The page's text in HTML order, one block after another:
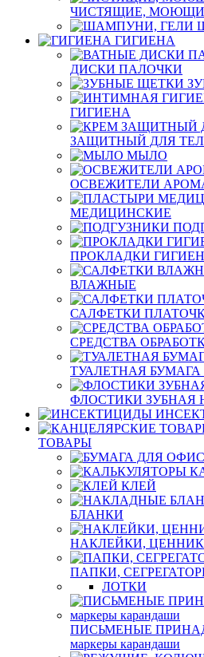
ЧИСТЯЩИЕ,
ГИГИЕНА
ДИСКИ ПАЛОЧКИ
ГИГИЕНА
ЗАЩИТНЫЙ ДЛЯ
МЫЛО
ОСВЕЖИТЕЛИ
МЕДИЦИНСКИЕ
ПРОКЛАДКИ
ВЛАЖНЫЕ
САЛФЕТКИ
СРЕДСТВА
ТУАЛЕТНАЯ
ФЛОСТИКИ ЗУБНАЯ
ТОВАРЫ
КЛЕЙ
БЛАНКИ
НАКЛЕЙКИ,
ПАПКИ,
ЛОТКИ
ПИСЬМЕНЫЕ
маркеры карандаши